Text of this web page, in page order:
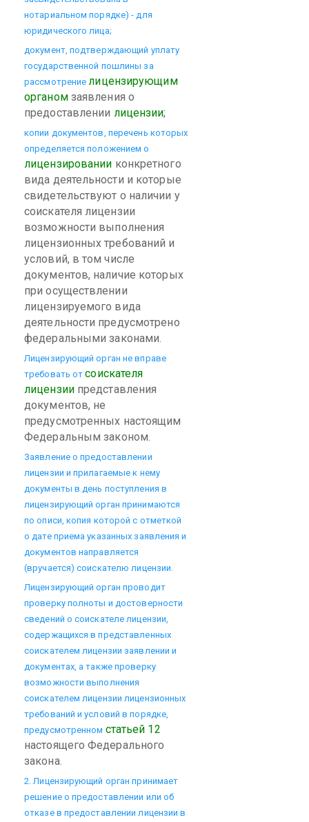
нотариальном порядке) - для
юридического лица;
документ, подтверждающий уплату
государственной пошлины за
рассмотрениелицензирующим
органомзаявления о
предоставлении лицензии;
копии документов, перечень которых
определяется положением о
лицензировании конкретного
вида деятельности и которые
свидетельствуют о наличии у
соискателя лицензии
возможности выполнения
лицензионных требований и
условий, в том числе
документов, наличие которых
при осуществлении
лицензируемого вида
деятельности предусмотрено
федеральными законами.
Лицензирующий орган не вправе
требовать отсоискателя
лицензиипредставления
документов, не
предусмотренных настоящим
Федеральным законом.
Заявление о предоставлении
лицензии и прилагаемые к нему
документы в день поступления в
лицензирующий орган принимаются
по описи, копия которой с отметкой
о дате приема указанных заявления и
документов направляется
(вручается) соискателю лицензии.
Лицензирующий орган проводит
проверку полноты и достоверности
сведений о соискателе лицензии,
содержащихся в представленных
соискателем лицензии заявлении и
документах, а также проверку
возможности выполнения
соискателем лицензии лицензионных
требований и условий в порядке,
предусмотренном статьей 12
настоящего Федерального
закона.
2. Лицензирующий орган принимает
решение о предоставлении или об
отказе в предоставлении лицензии в